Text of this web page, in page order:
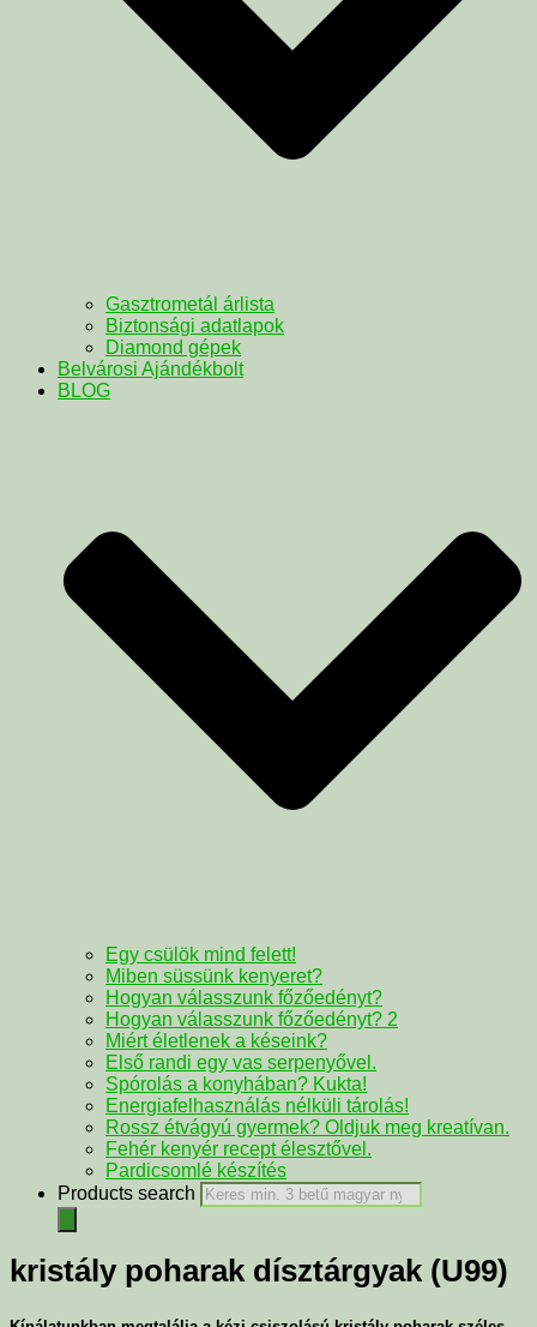
Gasztrometál árlista
Biztonsági adatlapok
Diamond gépek
Belvárosi Ajándékbolt
BLOG
Egy csülök mind felett!
Miben süssünk kenyeret?
Hogyan válasszunk főzőedényt?
Hogyan válasszunk főzőedényt? 2
Miért életlenek a késeink?
Első randi egy vas serpenyővel.
Spórolás a konyhában? Kukta!
Energiafelhasználás nélküli tárolás!
Rossz étvágyú gyermek? Oldjuk meg kreatívan.
Fehér kenyér recept élesztővel.
Pardicsomlé készítés
Products search
kristály poharak dísztárgyak (U99)